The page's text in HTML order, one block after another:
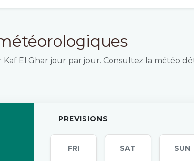
Kaf El Ghar jour par jour. Consultez la météo
PREVISIONS
FRI SAT SUN